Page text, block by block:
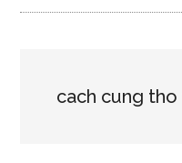
cach cung tho